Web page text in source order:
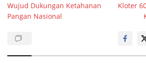
Wujud Dukungan Ketahanan
Pangan Nasional
Kloter